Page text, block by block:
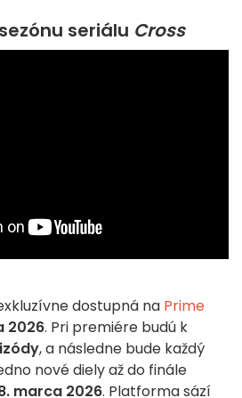
seriálu Cross
dostupná na Prime
2026. Pri premiére budú k
, a následne bude každý
nové diely až do finále
marca 2026. Platforma sází